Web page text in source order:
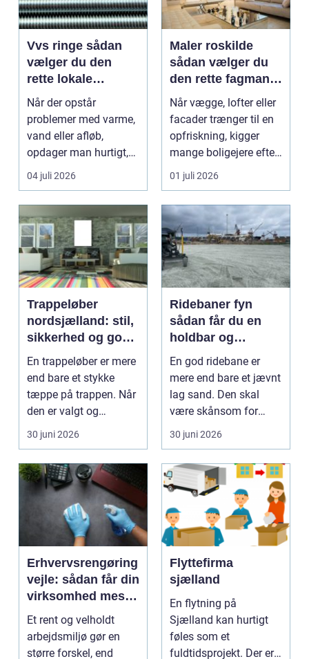
Vvs ringe sådan
vælger du den
rette lokale
installatør
Når der opstår
problemer med varme,
vand eller afløb,
opdager man hurtigt,
hvor afhængig
hverdagen e...
04 juli 2026
Maler roskilde
sådan vælger du
den rette fagmand
til opgaven
Når vægge, lofter eller
facader trænger til en
opfriskning, kigger
mange boligejere efter
en maler R...
01 juli 2026
Trappeløber
nordsjælland: stil,
sikkerhed og god
akustik i hjemmet
En trappeløber er mere
end bare et stykke
tæppe på trappen. Når
den er valgt og
monteret rigtigt, gi...
30 juni 2026
Ridebaner fyn
sådan får du en
holdbar og
velfungerende
ridebane
En god ridebane er
mere end bare et jævnt
lag sand. Den skal
være skånsom for
heste, fungere året ru...
30 juni 2026
Erhvervsrengøring
vejle: sådan får din
virksomhed mest
ud af
rengøringsbudgett
et
Et rent og velholdt
arbejdsmiljø gør en
større forskel, end
Flyttefirma
sjælland
En flytning på
Sjælland kan hurtigt
føles som et
fuldtidsprojekt. Der er